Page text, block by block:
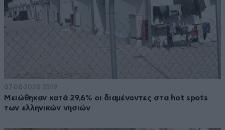
07·08·2020 23:19
Μειώθηκαν κατά 29,6% οι διαμένοντες στα hot spots
των ελληνικών νησιών